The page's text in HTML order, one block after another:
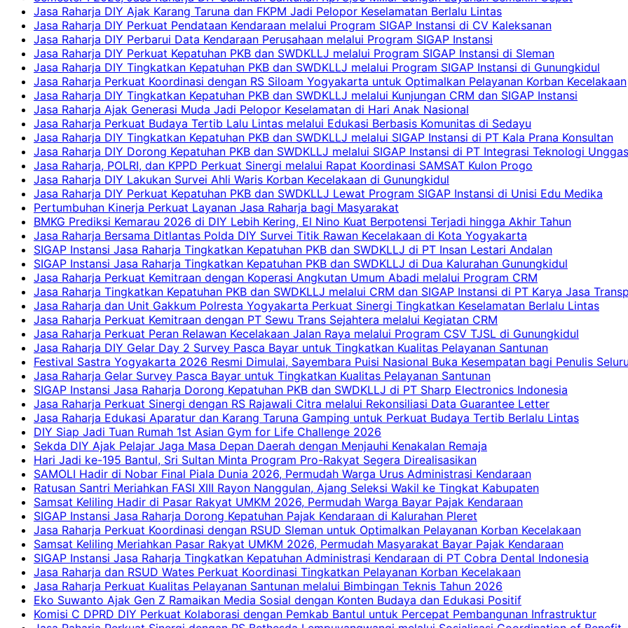
Jasa Raharja DIY Ajak Karang Taruna dan FKPM Jadi Pelopor Keselamatan Berlalu Lintas
Jasa Raharja DIY Perkuat Pendataan Kendaraan melalui Program SIGAP Instansi di CV Kaleksanan
Jasa Raharja DIY Perbarui Data Kendaraan Perusahaan melalui Program SIGAP Instansi
Jasa Raharja DIY Perkuat Kepatuhan PKB dan SWDKLLJ melalui Program SIGAP Instansi di Sleman
Jasa Raharja DIY Tingkatkan Kepatuhan PKB dan SWDKLLJ melalui Program SIGAP Instansi di Gunungkidul
Jasa Raharja Perkuat Koordinasi dengan RS Siloam Yogyakarta untuk Optimalkan Pelayanan Korban Kecelakaan
Jasa Raharja DIY Tingkatkan Kepatuhan PKB dan SWDKLLJ melalui Kunjungan CRM dan SIGAP Instansi
Jasa Raharja Ajak Generasi Muda Jadi Pelopor Keselamatan di Hari Anak Nasional
Jasa Raharja Perkuat Budaya Tertib Lalu Lintas melalui Edukasi Berbasis Komunitas di Sedayu
Jasa Raharja DIY Tingkatkan Kepatuhan PKB dan SWDKLLJ melalui SIGAP Instansi di PT Kala Prana Konsultan
Jasa Raharja DIY Dorong Kepatuhan PKB dan SWDKLLJ melalui SIGAP Instansi di PT Integrasi Teknologi Unggas
Jasa Raharja, POLRI, dan KPPD Perkuat Sinergi melalui Rapat Koordinasi SAMSAT Kulon Progo
Jasa Raharja DIY Lakukan Survei Ahli Waris Korban Kecelakaan di Gunungkidul
Jasa Raharja DIY Perkuat Kepatuhan PKB dan SWDKLLJ Lewat Program SIGAP Instansi di Unisi Edu Medika
Pertumbuhan Kinerja Perkuat Layanan Jasa Raharja bagi Masyarakat
BMKG Prediksi Kemarau 2026 di DIY Lebih Kering, El Nino Kuat Berpotensi Terjadi hingga Akhir Tahun
Jasa Raharja Bersama Ditlantas Polda DIY Survei Titik Rawan Kecelakaan di Kota Yogyakarta
SIGAP Instansi Jasa Raharja Tingkatkan Kepatuhan PKB dan SWDKLLJ di PT Insan Lestari Andalan
SIGAP Instansi Jasa Raharja Tingkatkan Kepatuhan PKB dan SWDKLLJ di Dua Kalurahan Gunungkidul
Jasa Raharja Perkuat Kemitraan dengan Koperasi Angkutan Umum Abadi melalui Program CRM
Jasa Raharja Tingkatkan Kepatuhan PKB dan SWDKLLJ melalui CRM dan SIGAP Instansi di PT Karya Jasa
Jasa Raharja dan Unit Gakkum Polresta Yogyakarta Perkuat Sinergi Tingkatkan Keselamatan Berlalu Lintas
Jasa Raharja Perkuat Kemitraan dengan PT Sewu Trans Sejahtera melalui Kegiatan CRM
Jasa Raharja Perkuat Peran Relawan Kecelakaan Jalan Raya melalui Program CSV TJSL di Gunungkidul
Jasa Raharja DIY Gelar Day 2 Survey Pasca Bayar untuk Tingkatkan Kualitas Pelayanan Santunan
Festival Sastra Yogyakarta 2026 Resmi Dimulai, Sayembara Puisi Nasional Buka Kesempatan bagi Penulis
Jasa Raharja Gelar Survey Pasca Bayar untuk Tingkatkan Kualitas Pelayanan Santunan
SIGAP Instansi Jasa Raharja Dorong Kepatuhan PKB dan SWDKLLJ di PT Sharp Electronics Indonesia
Jasa Raharja Perkuat Sinergi dengan RS Rajawali Citra melalui Rekonsiliasi Data Guarantee Letter
Jasa Raharja Edukasi Aparatur dan Karang Taruna Gamping untuk Perkuat Budaya Tertib Berlalu Lintas
DIY Siap Jadi Tuan Rumah 1st Asian Gym for Life Challenge 2026
Sekda DIY Ajak Pelajar Jaga Masa Depan Daerah dengan Menjauhi Kenakalan Remaja
Hari Jadi ke-195 Bantul, Sri Sultan Minta Program Pro-Rakyat Segera Direalisasikan
SAMOLI Hadir di Nobar Final Piala Dunia 2026, Permudah Warga Urus Administrasi Kendaraan
Ratusan Santri Meriahkan FASI XIII Rayon Nanggulan, Ajang Seleksi Wakil ke Tingkat Kabupaten
Samsat Keliling Hadir di Pasar Rakyat UMKM 2026, Permudah Warga Bayar Pajak Kendaraan
SIGAP Instansi Jasa Raharja Dorong Kepatuhan Pajak Kendaraan di Kalurahan Pleret
Jasa Raharja Perkuat Koordinasi dengan RSUD Sleman untuk Optimalkan Pelayanan Korban Kecelakaan
Samsat Keliling Meriahkan Pasar Rakyat UMKM 2026, Permudah Masyarakat Bayar Pajak Kendaraan
SIGAP Instansi Jasa Raharja Tingkatkan Kepatuhan Administrasi Kendaraan di PT Cobra Dental Indonesia
Jasa Raharja dan RSUD Wates Perkuat Koordinasi Tingkatkan Pelayanan Korban Kecelakaan
Jasa Raharja Perkuat Kualitas Pelayanan Santunan melalui Bimbingan Teknis Tahun 2026
Eko Suwanto Ajak Gen Z Ramaikan Media Sosial dengan Konten Budaya dan Edukasi Positif
Komisi C DPRD DIY Perkuat Kolaborasi dengan Pemkab Bantul untuk Percepat Pembangunan Infrastruktur